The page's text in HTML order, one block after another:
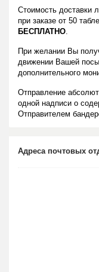
Стоимость доставки
при заказе от 50
БЕСПЛАТНО.
При желании Вы
движении Вашей
дополнительного
Отправление
одной надписи о
Отправителем
Адреса почтовых